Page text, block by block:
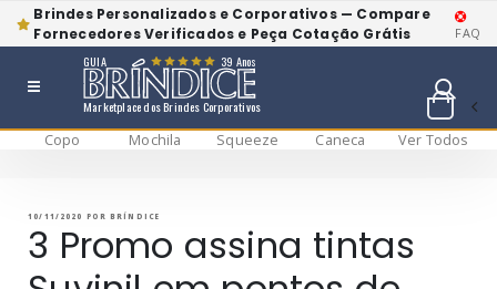
Brindes Personalizados e Corporativos — Compare
Fornecedores Verificados e Peça Cotação Grátis
FAQ
Marketplace dos Brindes Corporativos
GUIA 39 Anos
Copo Mochila Squeeze Caneca
Ver Todos
conteúdo
PUBLICADO
10/11/2020 PORBRÍNDICE
3 Promo assina tintas